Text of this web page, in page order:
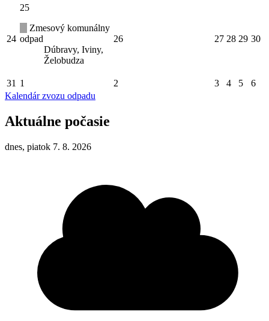
24
25
Zmesový komunálny
odpad
Dúbravy, Iviny,
Želobudza
26 27 28 29 30
31 1 2 3 4 5
6
Kalendár zvozu odpadu
Aktuálne počasie
dnes, piatok 7. 8. 2026